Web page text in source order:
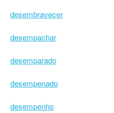
desembravecer
desempachar
desemparado
desempenado
desempenho